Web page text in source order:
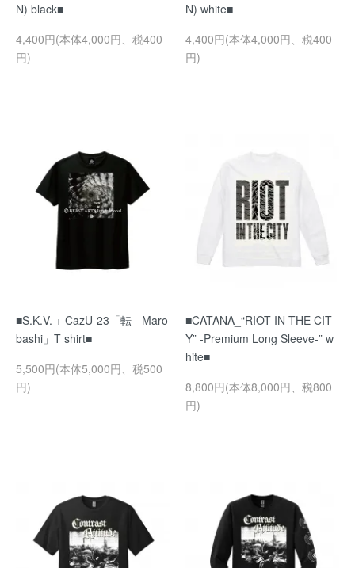
N) black■
4,400円(本体4,000円、税400
円)
N) white■
4,400円(本体4,000円、税400
円)
■S.K.V. + CazU-23「転 - Maro
bashi」T shirt■
5,500円(本体5,000円、税500
円)
■CATANA_“RIOT IN THE CIT
Y” -Premium Long Sleeve-” w
hite■
8,800円(本体8,000円、税800
円)